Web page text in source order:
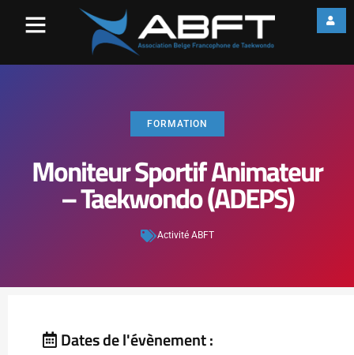
FORMATION
Moniteur Sportif Animateur
– Taekwondo (ADEPS)
Activité ABFT
Dates de l'évènement :